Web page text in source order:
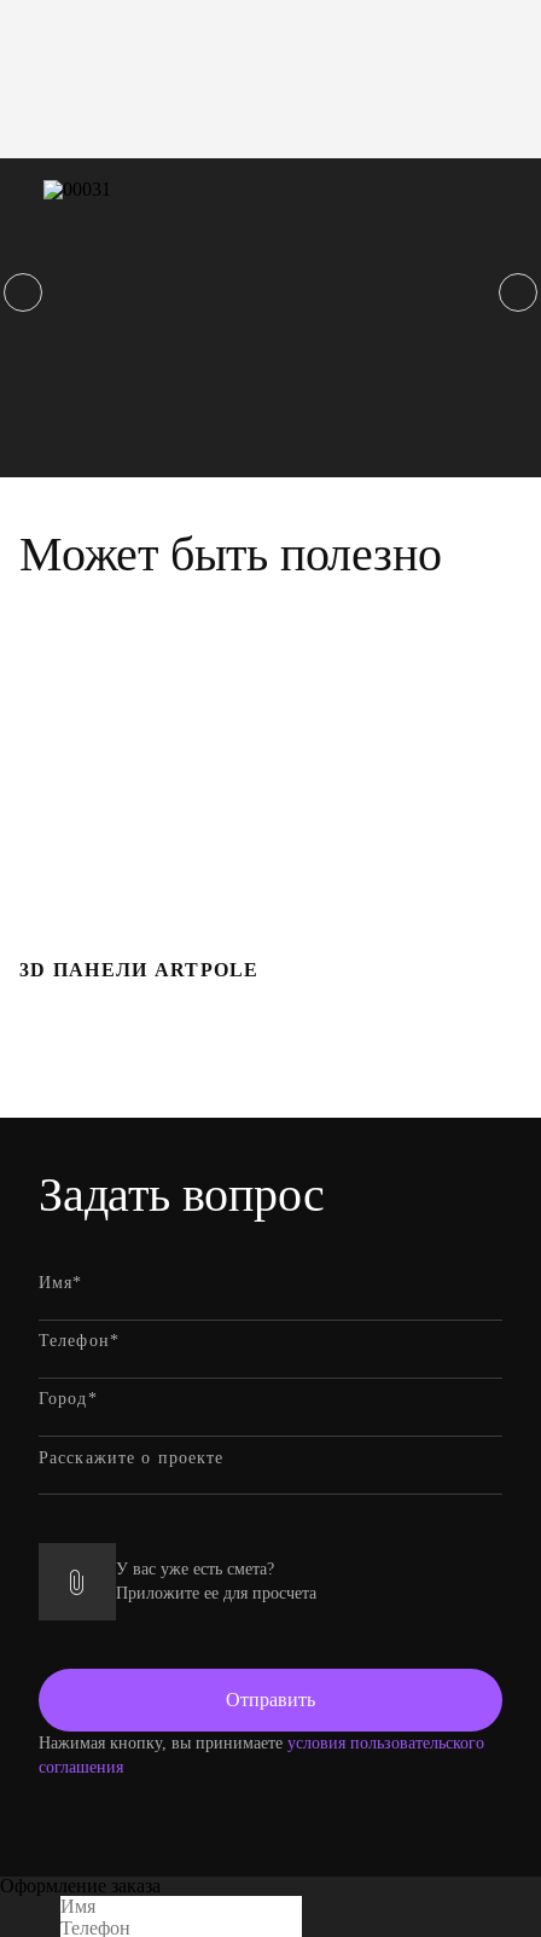
Может быть полезно
3D ПАНЕЛИ ARTPOLE
Задать вопрос
У вас уже есть смета?
Приложите ее для просчета
Нажимая кнопку, вы принимаете условия пользовательского
соглашения
Оформление заказа